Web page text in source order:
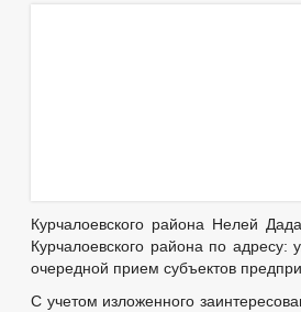
Курчалоевского района Нелей
Курчалоевского района по
очередной прием субъектов
С учетом изложенного